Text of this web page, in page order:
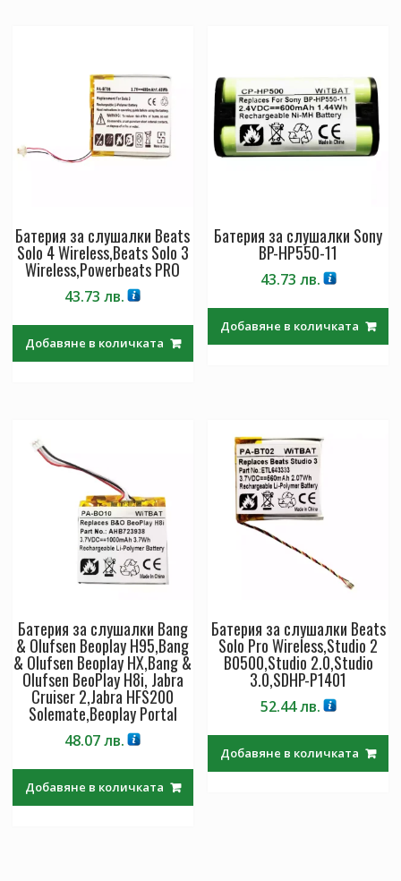
Батерия за слушалки Beats
Solo 4 Wireless,Beats Solo 3
Wireless,Powerbeats PRO
43.73лв.
Добавяне в количката
Батерия за слушалки Sony
BP-HP550-11
43.73 лв.
Добавяне в количката
Батерия за слушалки Bang
& Olufsen Beoplay H95,Bang
& Olufsen Beoplay HX,Bang &
Olufsen BeoPlay H8i, Jabra
Cruiser 2,Jabra HFS200
Solemate,Beoplay Portal
48.07лв.
Добавяне в количката
Батерия за слушалки Beats
Solo Pro Wireless,Studio 2
B0500,Studio 2.0,Studio
3.0,SDHP-P1401
52.44лв.
Добавяне в количката